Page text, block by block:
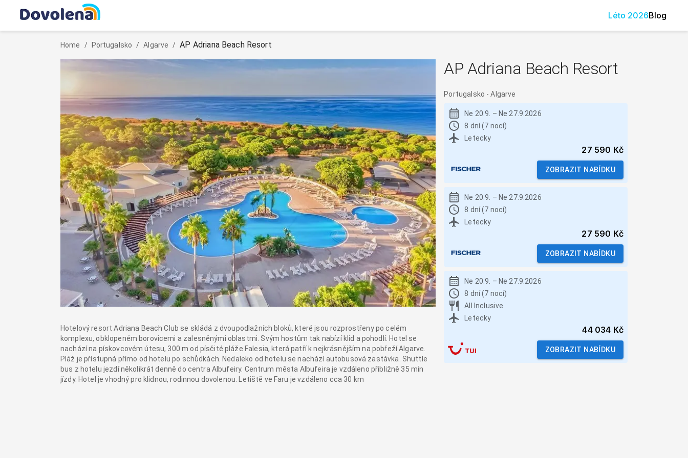
Léto 2026Blog
Home / Portugalsko / Algarve / AP Adriana Beach Resort
Hotelový resort Adriana Beach Club se skládá z dvoupodlažních bloků, které jsou rozprostřeny po celém
komplexu, obklopeném borovicemi a zalesněnými oblastmi. Svým hostům tak nabízí klid a pohodlí. Hotel se
nachází na pískovcovém útesu, 300 m od písčité pláže Falesia, která patří k nejkrásnějším na pobřeží Algarve.
Pláž je přístupná přímo od hotelu po schůdkách. Nedaleko od hotelu se nachází autobusová zastávka. Shuttle
bus z hotelu jezdí několikrát denně do centra Albufeiry. Centrum města Albufeira je vzdáleno přibližně 35 min
jízdy. Hotel je vhodný pro klidnou, rodinnou dovolenou. Letiště ve Faru je vzdáleno cca 30 km
AP Adriana Beach Resort
Portugalsko -Algarve
Ne 20.9. – Ne 27.9.2026
8 dní (7 nocí)
Letecky
27 590 Kč
ZOBRAZIT NABÍDKU
Ne 20.9. – Ne 27.9.2026
8 dní (7 nocí)
Letecky
27 590 Kč
ZOBRAZIT NABÍDKU
Ne 20.9. – Ne 27.9.2026
8 dní (7 nocí)
All Inclusive
Letecky
44 034 Kč
ZOBRAZIT NABÍDKU